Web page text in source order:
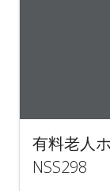
有料老人
NSS298